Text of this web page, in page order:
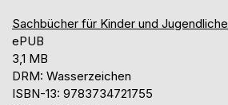
Sachbücher für Kinder und Jugendliche
ePUB
3,1 MB
DRM: Wasserzeichen
ISBN-13: 9783734721755